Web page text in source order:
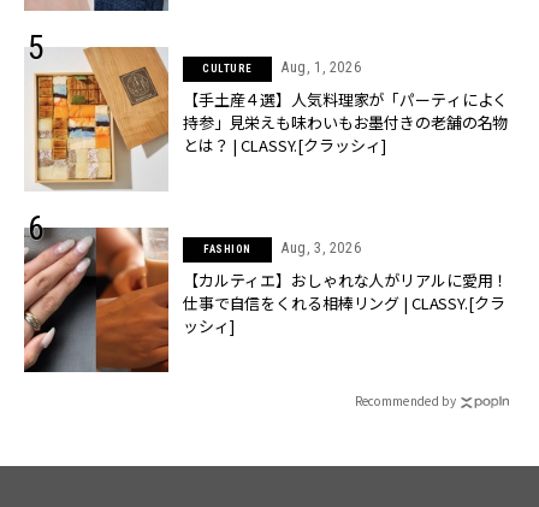
CULTURE Aug, 1, 2026
【手土産４選】人気料理家が「パーティによく
持参」見栄えも味わいもお墨付きの老舗の名物
とは？ | CLASSY.[クラッシィ]
FASHION Aug, 3, 2026
【カルティエ】おしゃれな人がリアルに愛用！
仕事で自信をくれる相棒リング | CLASSY.[クラ
ッシィ]
Recommended by